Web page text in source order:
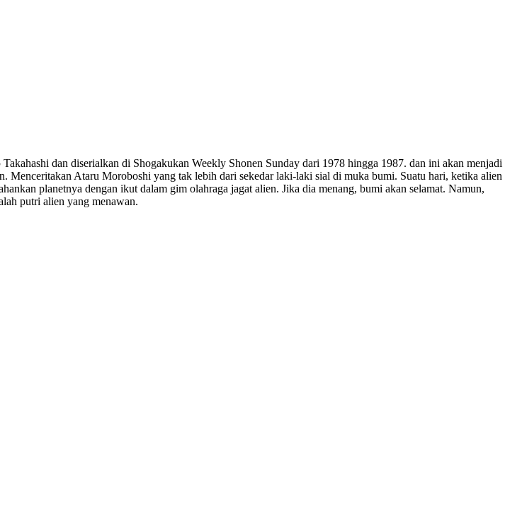
dan diserialkan di Shogakukan Weekly Shonen Sunday dari 1978 hingga 1987. dan ini akan menjadi
Menceritakan Ataru Moroboshi yang tak lebih dari sekedar laki-laki sial di muka bumi. Suatu hari, ketika alien
planetnya dengan ikut dalam gim olahraga jagat alien. Jika dia menang, bumi akan selamat. Namun,
putri alien yang menawan.